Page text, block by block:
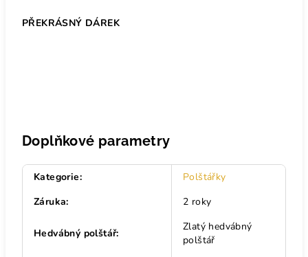
PŘEKRÁSNÝ DÁREK
Doplňkové parametry
Kategorie:
Polštářky
Záruka: 2 roky
Hedvábný polštář:
Zlatý hedvábný
polštář